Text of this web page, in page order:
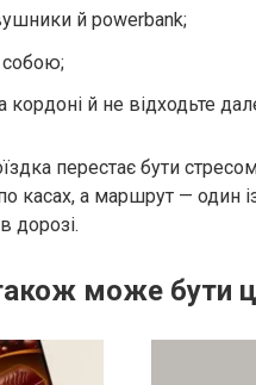
й powerbank;
собою;
кордоні й не відходьте
перестає бути
касах, а маршрут — один
дорозі.
може бути